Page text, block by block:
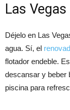
Las Vegas
Déjelo en Las
agua. Sí, el
flotador endeble.
descansar y beber
piscina para